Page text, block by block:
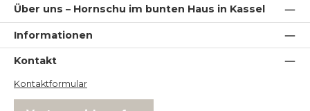
Über uns – Hornschu im bunten Haus in Kassel
Informationen
Kontakt
Kontaktformular